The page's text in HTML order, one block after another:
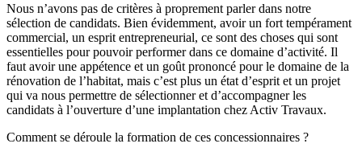
Nous n’avons pas de critères à proprement parler dans notre
sélection de candidats. Bien évidemment, avoir un fort tempérament
commercial, un esprit entrepreneurial, ce sont des choses qui sont
essentielles pour pouvoir performer dans ce domaine d’activité. Il
faut avoir une appétence et un goût prononcé pour le domaine de la
rénovation de l’habitat, mais c’est plus un état d’esprit et un projet
qui va nous permettre de sélectionner et d’accompagner les
candidats à l’ouverture d’une implantation chez Activ Travaux.
Comment se déroule la formation de ces concessionnaires ?